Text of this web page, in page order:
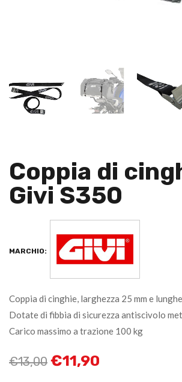
Coppia di
Givi S350
MARCHIO:
Coppia di cinghie, larghezza 25 mm e
Dotate di fibbia di sicurezza antiscivolo
Carico massimo a trazione 100 kg
€13,00 €11,90